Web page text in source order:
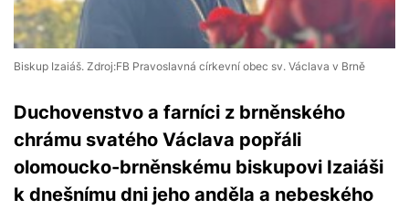
Biskup Izaiáš. Zdroj:FB Pravoslavná církevní obec sv. Václava v Brně
Duchovenstvo a farníci z brněnského
chrámu svatého Václava popřáli
olomoucko-brněnskému biskupovi Izaiáši
k dnešnímu dni jeho anděla a nebeského